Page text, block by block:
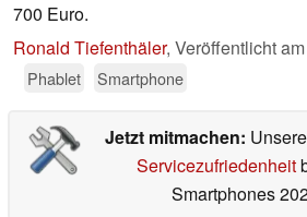
700 Euro.
Ronald Tiefenthäler, Veröffentlicht am
Phablet
Smartphone
Jetzt mitmachen:
Servicezufriedenheit
Smartphones